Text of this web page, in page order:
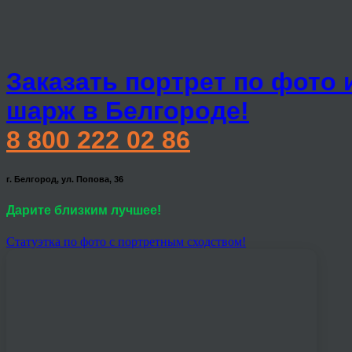
Заказать портрет по фото
шарж в Белгороде!
8 800 222 02 86
г. Белгород, ул. Попова, 36
Дарите близким лучшее!
Статуэтка по фото с портретным сходством!